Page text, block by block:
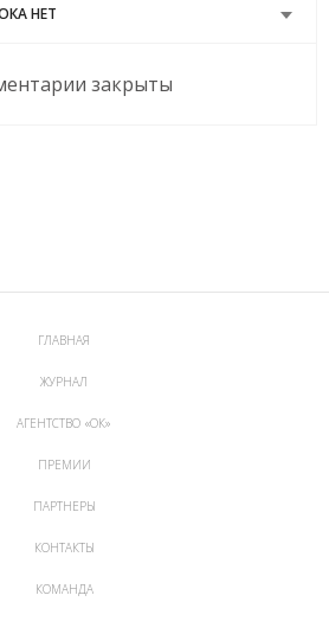
НЕТ
закрыты
ГЛАВНАЯ
ЖУРНАЛ
АГЕНТСТВО «ОК»
ПРЕМИИ
ПАРТНЕРЫ
КОНТАКТЫ
КОМАНДА